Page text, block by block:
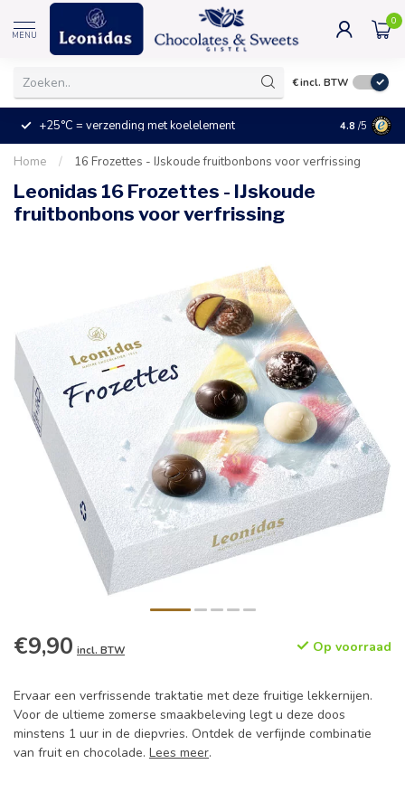
MENU
0
€incl. BTW
+25°C = verzending met koelelement Kleine
4.8 /5
Home / 16 Frozettes - IJskoude fruitbonbons voor verfrissing
Leonidas 16 Frozettes - IJskoude
fruitbonbons voor verfrissing
€9,90 incl. BTW Op voorraad
Ervaar een verfrissende traktatie met deze fruitige lekkernijen.
Voor de ultieme zomerse smaakbeleving legt u deze doos
minstens 1 uur in de diepvries. Ontdek de verfijnde combinatie
van fruit en chocolade. Lees meer.